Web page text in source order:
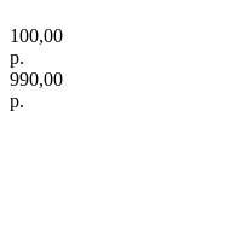
100,00
р.
990,00
р.